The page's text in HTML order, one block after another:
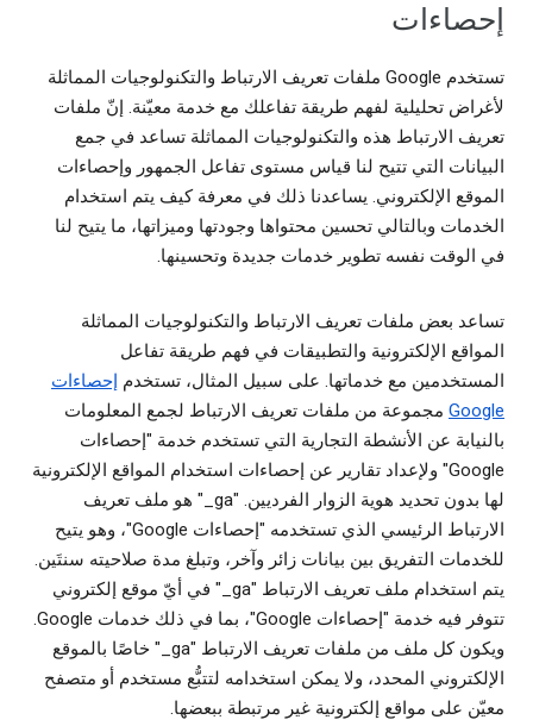
إحصاءات
تستخدم Google ملفات تعريف الارتباط والتكنولوجيات المماثلة
لأغراض تحليلية لفهم طريقة تفاعلك مع خدمة معيّنة. إنّ ملفات
تعريف الارتباط هذه والتكنولوجيات المماثلة تساعد في جمع
البيانات التي تتيح لنا قياس مستوى تفاعل الجمهور وإحصاءات
الموقع الإلكتروني. يساعدنا ذلك في معرفة كيف يتم استخدام
الخدمات وبالتالي تحسين محتواها وجودتها وميزاتها، ما يتيح لنا
في الوقت نفسه تطوير خدمات جديدة وتحسينها.
تساعد بعض ملفات تعريف الارتباط والتكنولوجيات المماثلة
المواقع الإلكترونية والتطبيقات في فهم طريقة تفاعل
المستخدمين مع خدماتها. على سبيل المثال، تستخدم إحصاءات
Google مجموعة من ملفات تعريف الارتباط لجمع المعلومات
بالنيابة عن الأنشطة التجارية التي تستخدم خدمة "إحصاءات
Google" ولإعداد تقارير عن إحصاءات استخدام المواقع الإلكترونية
لها بدون تحديد هوية الزوار الفرديين. ‫"‎_ga" هو ملف تعريف
الارتباط الرئيسي الذي تستخدمه "إحصاءات Google"، وهو يتيح
للخدمات التفريق بين بيانات زائر وآخر، وتبلغ مدة صلاحيته سنتَين.
يتم استخدام ملف تعريف الارتباط "‎_ga" في أيّ موقع إلكتروني
تتوفر فيه خدمة "إحصاءات Google"، بما في ذلك خدمات Google.
ويكون كل ملف من ملفات تعريف الارتباط "‎_ga" خاصًا بالموقع
الإلكتروني المحدد، ولا يمكن استخدامه لتتبُّع مستخدم أو متصفح
معيّن على مواقع إلكترونية غير مرتبطة ببعضها.